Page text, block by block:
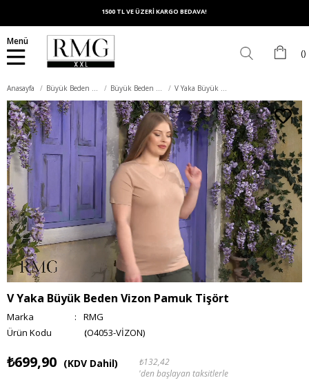
1500 TL VE ÜZERİ KARGO BEDAVA!
Menü
Anasayfa Büyük Beden Üst Giyim Büyük Beden Tişört V Yaka Büyük Beden Vizon Pamuk Tişört
V Yaka Büyük Beden Vizon Pamuk Tişört
Marka :
RMG
(O4053-VİZON)
₺699,90 (KDV Dahil)
₺132,42
'den başlayan taksitlerle